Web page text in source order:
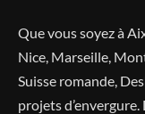
Que vous soyez à
Nice, Marseille,
Suisse romande,
projets